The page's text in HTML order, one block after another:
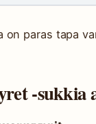
on paras tapa
-sukkia